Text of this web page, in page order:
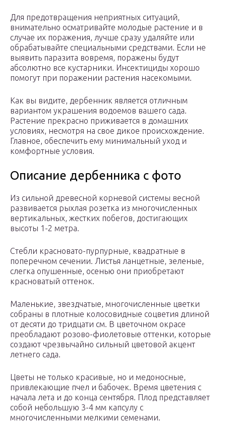
Для предотвращения неприятных ситуаций,
внимательно осматривайте молодые растение и в
случае их поражения, лучше сразу удаляйте или
обрабатывайте специальными средствами. Если не
выявить паразита вовремя, поражены будут
абсолютно все кустарники. Инсектициды хорошо
помогут при поражении растения насекомыми.
Как вы видите, дербенник является отличным
вариантом украшения водоемов вашего сада.
Растение прекрасно приживается в домашних
условиях, несмотря на свое дикое происхождение.
Главное, обеспечить ему минимальный уход и
комфортные условия.
Описание дербенника c фото
Из сильной древесной корневой системы весной
развивается рыхлая розетка из многочисленных
вертикальных, жестких побегов, достигающих
высоты 1-2 метра.
Стебли красновато-пурпурные, квадратные в
поперечном сечении. Листья ланцетные, зеленые,
слегка опушенные, осенью они приобретают
красноватый оттенок.
Маленькие, звездчатые, многочисленные цветки
собраны в плотные колосовидные соцветия длиной
от десяти до тридцати см. В цветочном окрасе
преобладают розово-фиолетовые оттенки, которые
создают чрезвычайно сильный цветовой акцент
летнего сада.
Цветы не только красивые, но и медоносные,
привлекающие пчел и бабочек. Время цветения с
начала лета и до конца сентября. Плод представляет
собой небольшую 3-4 мм капсулу с
многочисленными мелкими семенами.